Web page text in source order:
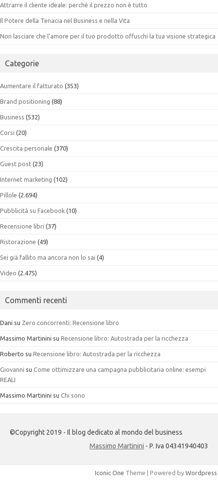
Attrarre il cliente ideale: perché il prezzo non è tutto
Il Potere della Tenacia nel Business e nella Vita
Non lasciare che l’amore per il tuo prodotto offuschi la tua visione strategica
Categorie
Aumentare il fatturato (353)
Brand positioning (88)
Business (532)
Corsi (20)
Crescita personale (370)
Guest post (23)
Internet marketing (102)
Pillole (2.694)
Pubblicità su Facebook (10)
Recensione libri (37)
Ristorazione (49)
Sei già fallito ma ancora non lo sai (4)
Video (2.475)
Commenti recenti
Dani su Zero concorrenti: Recensione libro
Massimo Martinini su Recensione libro: Autostrada per la ricchezza
Roberto su Recensione libro: Autostrada per la ricchezza
Giovanni su Come ottimizzare una campagna pubblicitaria online: esempi
REALI
Massimo Martinini su Chi sono
©Copyright 2019 - Il blog dedicato al mondo del business
Massimo Martinini - P. Iva 04341940403
Iconic One Theme | Powered by Wordpress